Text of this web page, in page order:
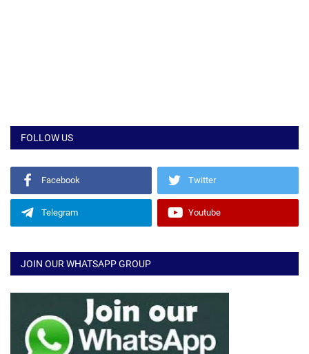
FOLLOW US
Facebook Twitter
Telegram Youtube
JOIN OUR WHATSAPP GROUP